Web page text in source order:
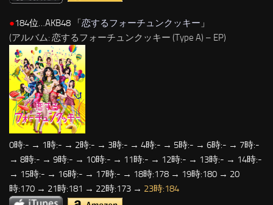
●184位…AKB48 「恋するフォーチュンクッキー 」
(アルバム: 恋するフォーチュンクッキー (Type A) – EP)
0時:- → 1時:- → 2時:- → 3時:- → 4時:- → 5時:- → 6時:- → 7時:-
→ 8時:- → 9時:- → 10時:- → 11時:- → 12時:- → 13時:- → 14時:-
→ 15時:- → 16時:- → 17時:- → 18時:178 → 19時:180 → 20
時:170 → 21時:181 → 22時:173 → 23時:184